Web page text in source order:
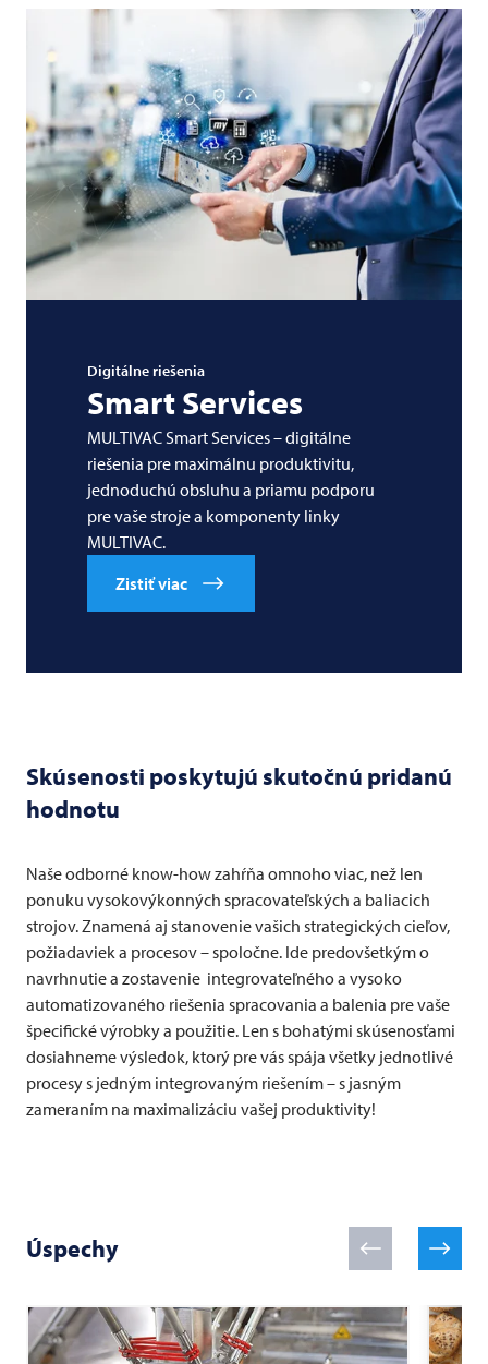
Digitálne riešenia
Smart Services
MULTIVAC Smart Services – digitálne
riešenia pre maximálnu produktivitu,
jednoduchú obsluhu a priamu podporu
pre vaše stroje a komponenty linky
MULTIVAC.
Zistiť viac
Skúsenosti poskytujú skutočnú pridanú
hodnotu
Naše odborné know-how zahŕňa omnoho viac, než len
ponuku vysokovýkonných spracovateľských a baliacich
strojov. Znamená aj stanovenie vašich strategických cieľov,
požiadaviek a procesov – spoločne. Ide predovšetkým o
navrhnutie a zostavenie integrovateľného a vysoko
automatizovaného riešenia spracovania a balenia pre vaše
špecifické výrobky a použitie. Len s bohatými skúsenosťami
dosiahneme výsledok, ktorý pre vás spája všetky jednotlivé
procesy s jedným integrovaným riešením – s jasným
zameraním na maximalizáciu vašej produktivity!
Úspechy